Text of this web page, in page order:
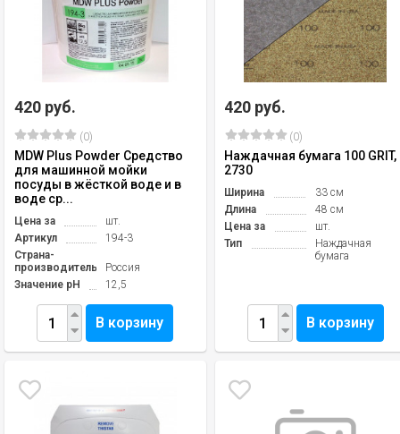
420 руб.
(0)
MDW Plus Powder Средство
для машинной мойки
посуды в жёсткой воде и в
воде ср...
Цена за
шт.
Артикул
194-3
Страна-
производитель
Россия
Значение pH
12,5
В корзину
420 руб.
(0)
Наждачная бумага 100 GRIT,
2730
Ширина
33 см
Длина
48 см
Цена за
шт.
Тип
Наждачная
бумага
В корзину